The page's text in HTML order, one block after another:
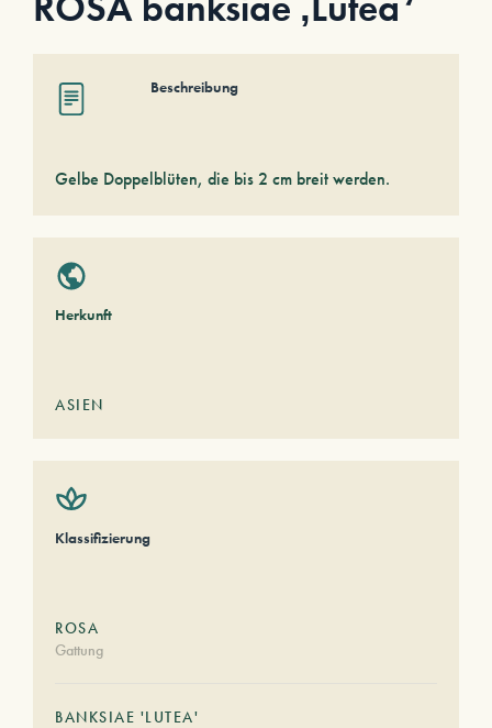
Beschreibung
Gelbe Doppelblüten, die bis 2 cm breit werden.
Herkunft
ASIEN
Klassifizierung
ROSA
Gattung
BANKSIAE 'LUTEA'